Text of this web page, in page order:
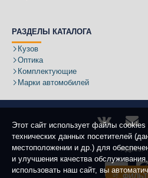
РАЗДЕЛЫ КАТАЛОГА
Кузов
Оптика
Комплектующие
Марки автомобилей
Адрес:
Этот сайт использует файлы
технических данных посетителей
местоположении и др.) для
и улучшения качества
использовать наш сайт, вы